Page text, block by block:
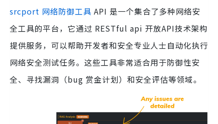
srcport 网络防御工具 API 是一个集合了多种网络安
全工具的平台，它通过 RESTful api 开放API技术架构
提供服务，可以帮助开发者和安全专业人士自动化执行
网络安全测试任务。这些工具非常适合用于防御性安
全、寻找漏洞（bug 赏金计划）和安全评估等领域。